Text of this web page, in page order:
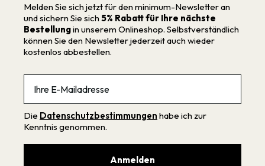
Melden Sie sich jetzt für den minimum-Newsletter an
und sichern Sie sich 5% Rabatt für Ihre nächste
Bestellungin unserem Onlineshop. Selbstverständlich
können Sie den Newsletter jederzeit auch wieder
kostenlos abbestellen.
Die Datenschutzbestimmungen habe ich zur
Kenntnis genommen.
Anmelden